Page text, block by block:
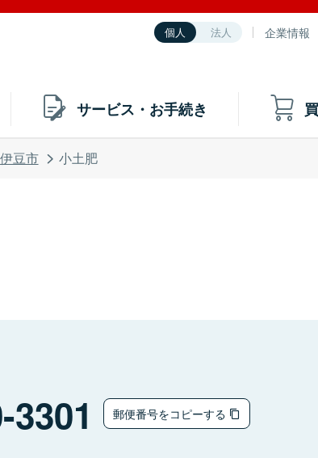
個人 法人 企業情報
サービス・お手続き
伊豆市 小土肥
3301 郵便番号をコピーする